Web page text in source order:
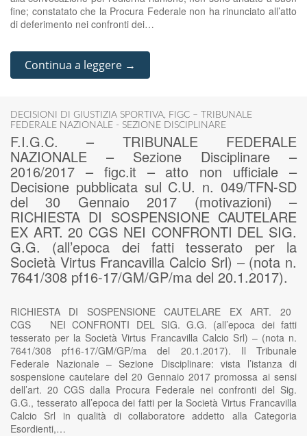
fine; constatato che la Procura Federale non ha rinunciato all’atto
di deferimento nei confronti dei…
Continua a leggere →
DECISIONI DI GIUSTIZIA SPORTIVA, FIGC – TRIBUNALE
FEDERALE NAZIONALE - SEZIONE DISCIPLINARE
F.I.G.C. – TRIBUNALE FEDERALE
NAZIONALE – Sezione Disciplinare –
2016/2017 – figc.it – atto non ufficiale –
Decisione pubblicata sul C.U. n. 049/TFN-SD
del 30 Gennaio 2017 (motivazioni) –
RICHIESTA DI SOSPENSIONE CAUTELARE
EX ART. 20 CGS NEI CONFRONTI DEL SIG.
G.G. (all’epoca dei fatti tesserato per la
Società Virtus Francavilla Calcio Srl) – (nota n.
7641/308 pf16-17/GM/GP/ma del 20.1.2017).
RICHIESTA DI SOSPENSIONE CAUTELARE EX ART. 20
CGS NEI CONFRONTI DEL SIG. G.G. (all’epoca dei fatti
tesserato per la Società Virtus Francavilla Calcio Srl) – (nota n.
7641/308 pf16-17/GM/GP/ma del 20.1.2017). Il Tribunale
Federale Nazionale – Sezione Disciplinare: vista l’istanza di
sospensione cautelare del 20 Gennaio 2017 promossa ai sensi
dell’art. 20 CGS dalla Procura Federale nei confronti del Sig.
G.G., tesserato all’epoca dei fatti per la Società Virtus Francavilla
Calcio Srl in qualità di collaboratore addetto alla Categoria
Esordienti,…